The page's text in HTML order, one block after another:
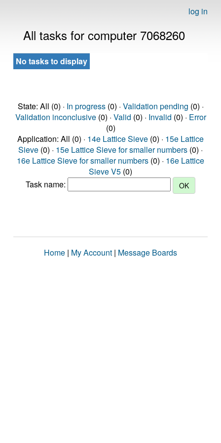
log in
All tasks for computer 7068260
No tasks to display
State: All (0) · In progress(0) · Validation pending (0) ·
Validation inconclusive(0) · Valid (0) · Invalid (0) · Error
(0)
Application: All (0) · 14e Lattice Sieve (0) · 15e Lattice
Sieve (0) · 15e Lattice Sieve for smaller numbers (0) ·
16e Lattice Sieve for smaller numbers (0) · 16e Lattice
Sieve V5 (0)
Task name:
Home | My Account | Message Boards